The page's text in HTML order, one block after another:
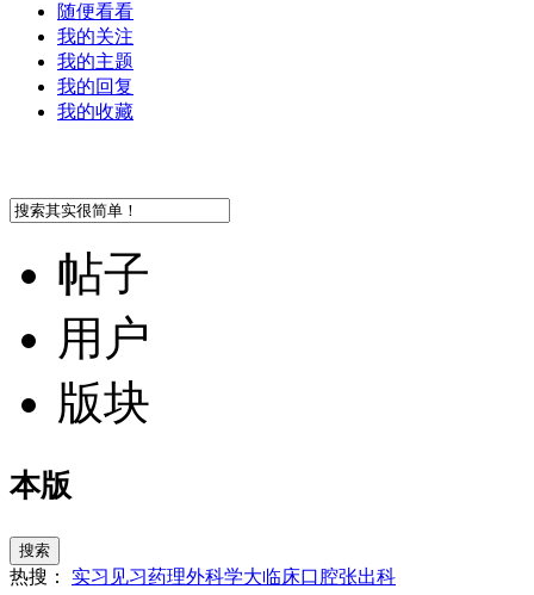
随便看看
我的关注
我的主题
我的回复
我的收藏
帖子
用户
版块
本版
搜索
热搜： 实习 见习药理外科学大临床口腔张出科